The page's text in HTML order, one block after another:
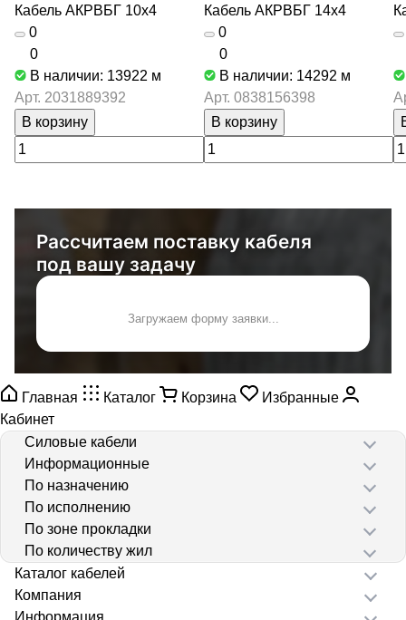
Кабель АКРВБГ 10х4
0
0
В наличии: 13922 м
Арт. 2031889392
В корзину
Кабель АКРВБГ 14х4
0
0
В наличии: 14292 м
Арт. 0838156398
В корзину
Рассчитаем поставку кабеля
под вашу задачу
Загружаем форму заявки...
Главная Каталог Корзина
Избранные
Кабинет
Силовые кабели
Информационные
По назначению
По исполнению
По зоне прокладки
По количеству жил
Каталог кабелей
Компания